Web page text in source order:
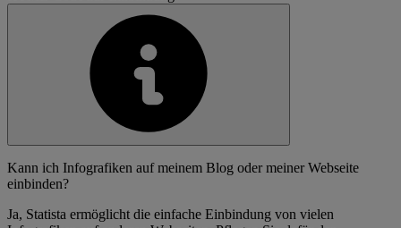
Kann ich Infografiken auf meinem Blog oder meiner Webseite
einbinden?
Ja, Statista ermöglicht die einfache Einbindung von vielen